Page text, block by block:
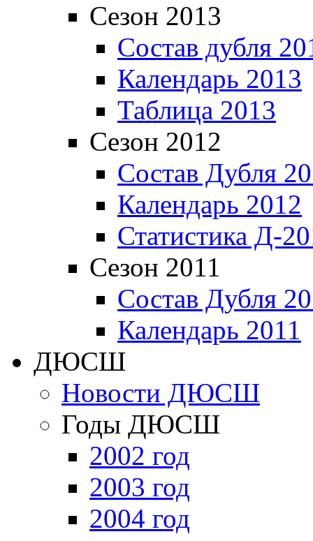
Сезон 2013
Состав дубля
Календарь 2013
Таблица 2013
Сезон 2012
Состав Дубля
Календарь 2012
Статистика Д-
Сезон 2011
Состав Дубля
Календарь 2011
ДЮСШ
Новости ДЮСШ
Годы ДЮСШ
2002 год
2003 год
2004 год